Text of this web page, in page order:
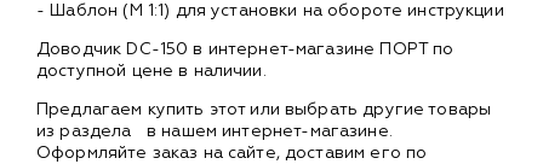
- Шаблон (М 1:1) для установки на обороте инструкции
Доводчик DC-150 в интернет-магазине ПОРТ по
доступной цене в наличии.
Предлагаем купить этот или выбрать другие товары
из раздела
в нашем интернет-магазине.
Оформляйте заказ на сайте, доставим его по